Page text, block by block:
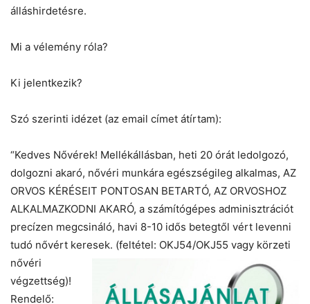
álláshirdetésre.
Mi a vélemény róla?
Ki jelentkezik?
Szó szerinti idézet (az email címet átírtam):
“Kedves Nővérek! Mellékállásban, heti 20 órát ledolgozó,
dolgozni akaró, nővéri munkára egészségileg alkalmas, AZ
ORVOS KÉRÉSEIT PONTOSAN BETARTÓ, AZ ORVOSHOZ
ALKALMAZKODNI AKARÓ, a számítógépes adminisztrációt
precízen megcsináló, havi 8-10 idős betegtől vért levenni
tudó nővért keresek. (feltétel: OKJ54/OKJ55 vagy körzeti
nővéri
végzettség)!
Rendelő: